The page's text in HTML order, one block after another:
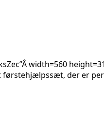
width=560
der er